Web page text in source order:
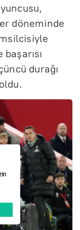
döneminde
durağı